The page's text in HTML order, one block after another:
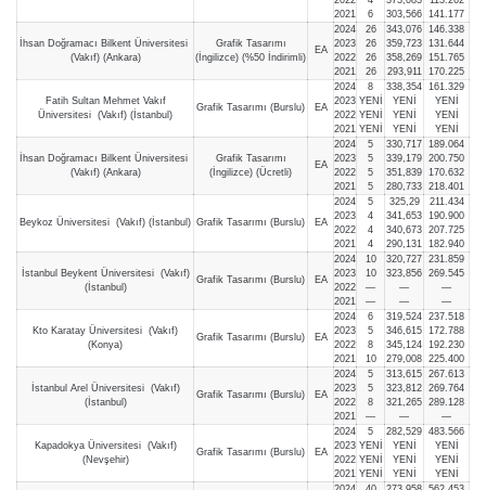
2021
6
303,566
141.177
İhsan Doğramacı Bilkent Üniversitesi
(Vakıf) (Ankara)
Grafik Tasarımı
(İngilizce) (%50 İndirimli)
EA
2024
2023
2022
2021
26
26
26
26
343,076
359,723
358,269
293,911
146.338
131.644
151.765
170.225
Fatih Sultan Mehmet Vakıf
Üniversitesi (Vakıf) (İstanbul)
Grafik Tasarımı (Burslu) EA
2024
2023
2022
2021
8
YENİ
YENİ
YENİ
338,354
YENİ
YENİ
YENİ
161.329
YENİ
YENİ
YENİ
İhsan Doğramacı Bilkent Üniversitesi
(Vakıf) (Ankara)
Grafik Tasarımı
(İngilizce) (Ücretli)
EA
2024
2023
2022
2021
5
5
5
5
330,717
339,179
351,839
280,733
189.064
200.750
170.632
218.401
Beykoz Üniversitesi (Vakıf) (İstanbul) Grafik Tasarımı (Burslu) EA
2024
2023
2022
2021
5
4
4
4
325,29
341,653
340,673
290,131
211.434
190.900
207.725
182.940
İstanbul Beykent Üniversitesi (Vakıf)
(İstanbul)
Grafik Tasarımı (Burslu) EA
2024
2023
2022
2021
10
10
—
—
320,727
323,856
—
—
231.859
269.545
—
—
Kto Karatay Üniversitesi (Vakıf)
(Konya)
Grafik Tasarımı (Burslu) EA
2024
2023
2022
2021
6
5
8
10
319,524
346,615
345,124
279,008
237.518
172.788
192.230
225.400
İstanbul Arel Üniversitesi (Vakıf)
(İstanbul)
Grafik Tasarımı (Burslu) EA
2024
2023
2022
2021
5
5
8
—
313,615
323,812
321,265
—
267.613
269.764
289.128
—
Kapadokya Üniversitesi (Vakıf)
(Nevşehir)
Grafik Tasarımı (Burslu) EA
2024
2023
2022
2021
5
YENİ
YENİ
YENİ
282,529
YENİ
YENİ
YENİ
483.566
YENİ
YENİ
YENİ